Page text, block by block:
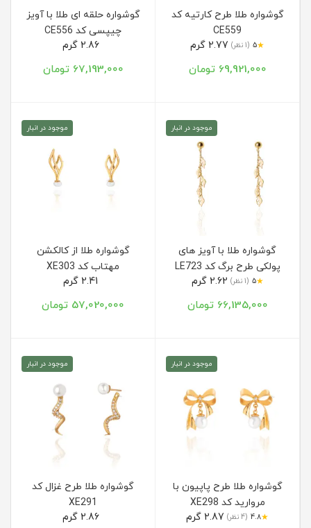
گوشواره طلا طرح کارتیه کد
CE559
★
5 (1 نظر)
69,921,000 تومان
گوشواره حلقه ای طلا با آویز
چیپسی کد CE556
2.86 گرم
67,193,000 تومان
موجود در انبار
گوشواره طلا با آویز های
پولکی طرح برگ کد LE723
★
5 (1 نظر)
66,135,000 تومان
موجود در انبار
گوشواره طلا از کالکشن
مهتاب کد XE303
57,020,000 تومان
موجود در انبار
گوشواره طلا طرح پاپیون با
مروارید کد XE298
★
4.8 (4 نظر)
موجود در انبار
گوشواره طلا طرح غزال کد
XE291
2.86 گرم